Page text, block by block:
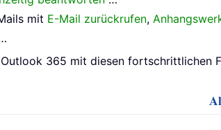
mit E-Mail zurückrufen,
365 mit diesen fortschrittlichen